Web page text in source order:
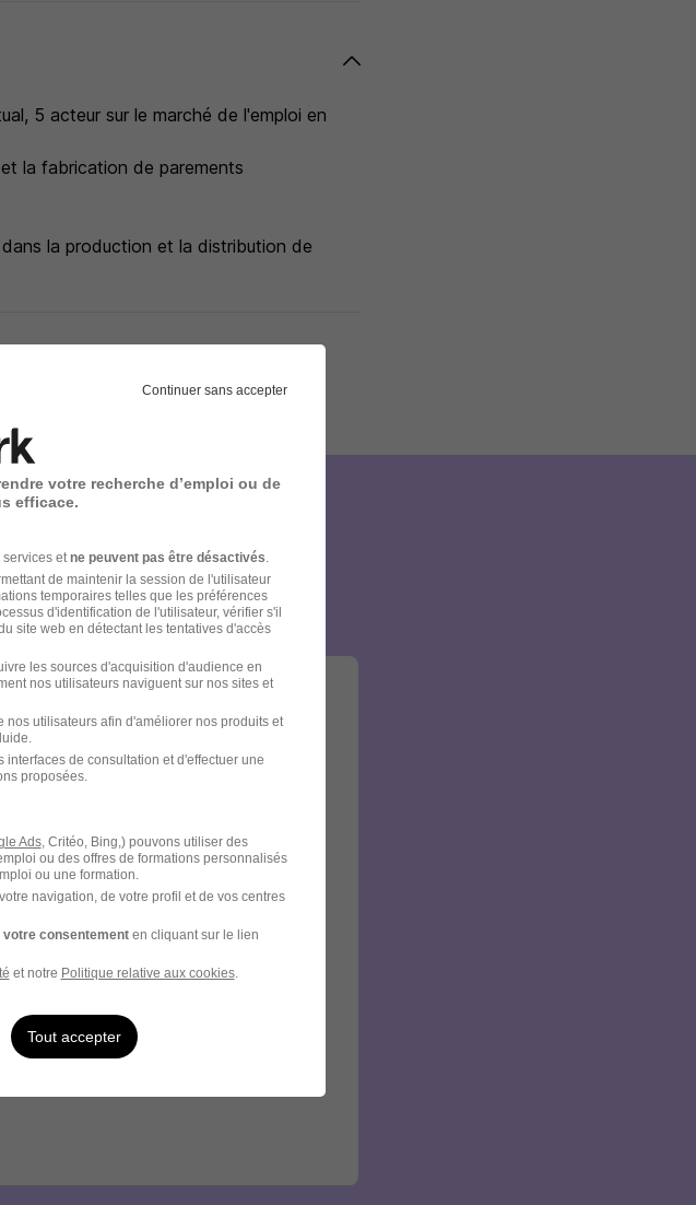
5 acteur sur le marché de l'emploi en
la fabrication de parements
la production et la distribution de
et
!
Continuer sans accepter
votre recherche d’emploi ou de
efficace.
et ne peuvent pas être désactivés
de maintenir la session de l'utilisateur
temporaires telles que les préférences
d'identification de l'utilisateur, vérifier s'il
site web en détectant les tentatives d'accès
les sources d'acquisition d'audience en
nos utilisateurs naviguent sur nos sites et
nos utilisateurs afin d'améliorer nos produits et
de consultation et d'effectuer une
proposées.
Ads, Critéo, Bing,) pouvons utiliser des
ou des offres de formations personnalisés
ou une formation.
navigation, de votre profil et de vos centres
consentementen cliquant sur le lien
et notre Politique relative aux cookies.
Tout accepter